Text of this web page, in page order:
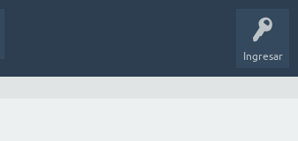
Ingresar